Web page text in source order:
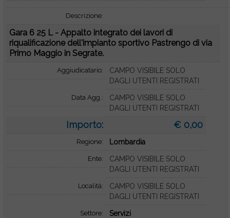
Descrizione:
Gara 6 25 L - Appalto integrato dei lavori di
riqualificazione dell'impianto sportivo Pastrengo di via
Primo Maggio in Segrate.
Aggiudicatario:
CAMPO VISIBILE SOLO
DAGLI UTENTI REGISTRATI
Data Agg.:
CAMPO VISIBILE SOLO
DAGLI UTENTI REGISTRATI
Importo: € 0,00
Regione: Lombardia
Ente:
CAMPO VISIBILE SOLO
DAGLI UTENTI REGISTRATI
Località:
CAMPO VISIBILE SOLO
DAGLI UTENTI REGISTRATI
Settore: Servizi